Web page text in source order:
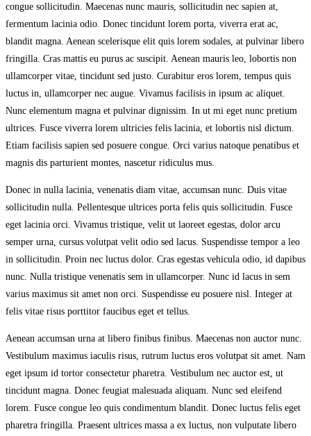
congue sollicitudin. Maecenas nunc mauris, sollicitudin nec sapien at,
fermentum lacinia odio. Donec tincidunt lorem porta, viverra erat ac,
blandit magna. Aenean scelerisque elit quis lorem sodales, at pulvinar libero
fringilla. Cras mattis eu purus ac suscipit. Aenean mauris leo, lobortis non
ullamcorper vitae, tincidunt sed justo. Curabitur eros lorem, tempus quis
luctus in, ullamcorper nec augue. Vivamus facilisis in ipsum ac aliquet.
Nunc elementum magna et pulvinar dignissim. In ut mi eget nunc pretium
ultrices. Fusce viverra lorem ultricies felis lacinia, et lobortis nisl dictum.
Etiam facilisis sapien sed posuere congue. Orci varius natoque penatibus et
magnis dis parturient montes, nascetur ridiculus mus.
Donec in nulla lacinia, venenatis diam vitae, accumsan nunc. Duis vitae
sollicitudin nulla. Pellentesque ultrices porta felis quis sollicitudin. Fusce
eget lacinia orci. Vivamus tristique, velit ut laoreet egestas, dolor arcu
semper urna, cursus volutpat velit odio sed lacus. Suspendisse tempor a leo
in sollicitudin. Proin nec luctus dolor. Cras egestas vehicula odio, id dapibus
nunc. Nulla tristique venenatis sem in ullamcorper. Nunc id lacus in sem
varius maximus sit amet non orci. Suspendisse eu posuere nisl. Integer at
felis vitae risus porttitor faucibus eget et tellus.
Aenean accumsan urna at libero finibus finibus. Maecenas non auctor nunc.
Vestibulum maximus iaculis risus, rutrum luctus eros volutpat sit amet. Nam
eget ipsum id tortor consectetur pharetra. Vestibulum nec auctor est, ut
tincidunt magna. Donec feugiat malesuada aliquam. Nunc sed eleifend
lorem. Fusce congue leo quis condimentum blandit. Donec luctus felis eget
pharetra fringilla. Praesent ultrices massa a ex luctus, non vulputate libero